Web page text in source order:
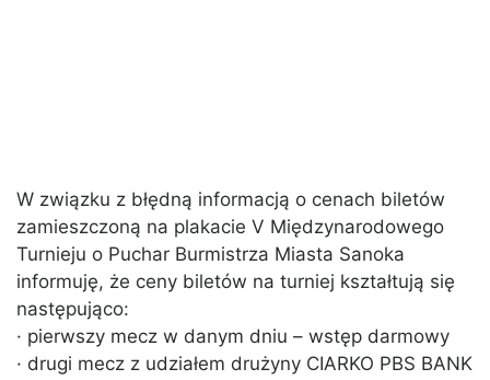
W związku z błędną informacją o cenach biletów
zamieszczoną na plakacie V Międzynarodowego
Turnieju o Puchar Burmistrza Miasta Sanoka
informuję, że ceny biletów na turniej kształtują się
następująco:
· pierwszy mecz w danym dniu – wstęp darmowy
· drugi mecz z udziałem drużyny CIARKO PBS BANK